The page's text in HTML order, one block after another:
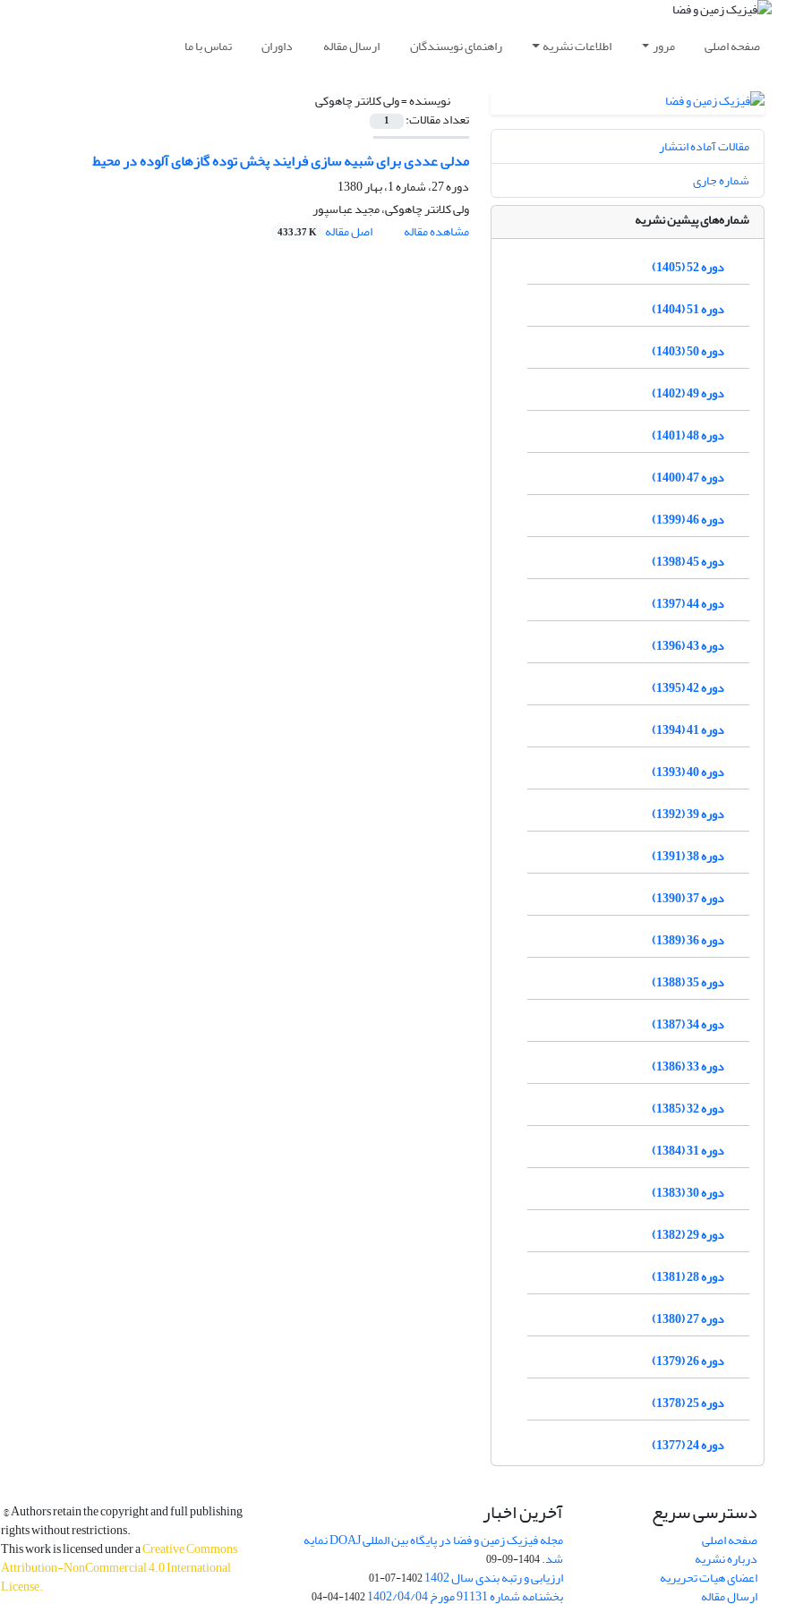
صفحه اصلی مرور اطلاعات نشریه راهنمای نویسندگان ارسال مقاله داوران تماس با ما
نویسنده =ولی کلانتر چاهوکی
تعداد مقالات: 1
مدلی عددی برای شبیه سازی فرایند پخش توده گازهای آلوده در محیط
دوره 27، شماره 1، بهار 1380
ولی کلانتر چاهوکی، مجید عباسپور
مشاهده مقاله
اصل مقاله 433.37 K
مقالات آماده انتشار
شماره جاری
شماره‌های پیشین نشریه
دوره 52 (1405)
دوره 51 (1404)
دوره 50 (1403)
دوره 49 (1402)
دوره 48 (1401)
دوره 47 (1400)
دوره 46 (1399)
دوره 45 (1398)
دوره 44 (1397)
دوره 43 (1396)
دوره 42 (1395)
دوره 41 (1394)
دوره 40 (1393)
دوره 39 (1392)
دوره 38 (1391)
دوره 37 (1390)
دوره 36 (1389)
دوره 35 (1388)
دوره 34 (1387)
دوره 33 (1386)
دوره 32 (1385)
دوره 31 (1384)
دوره 30 (1383)
دوره 29 (1382)
دوره 28 (1381)
دوره 27 (1380)
دوره 26 (1379)
دوره 25 (1378)
دوره 24 (1377)
دسترسی سریع
صفحه اصلی
درباره نشریه
اعضای هیات تحریریه
ارسال مقاله
آخرین اخبار
مجله فیزیک زمین و فضا در پایگاه بین المللی DOAJ نمایه
شد.1404-09-09
ارزیابی و رتبه بندی سال 1402 1402-07-01
بخشنامه شماره 91131 مورخ 1402/04/04 1402-04-04
© Authors retain the copyright and full publishing
rights without restrictions.
This work is licensed under aCreative Commons
Attribution-NonCommercial 4.0 International
License.